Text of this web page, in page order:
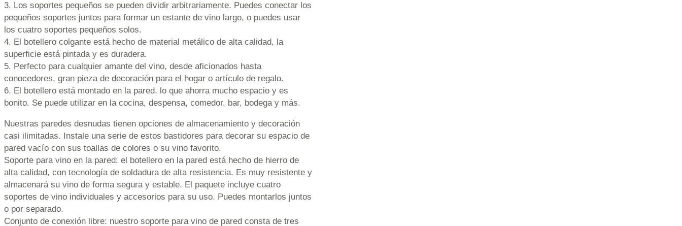
3. Los soportes pequeños se pueden dividir arbitrariamente. Puedes conectar los
pequeños soportes juntos para formar un estante de vino largo, o puedes usar
los cuatro soportes pequeños solos.
4. El botellero colgante está hecho de material metálico de alta calidad, la
superficie está pintada y es duradera.
5. Perfecto para cualquier amante del vino, desde aficionados hasta
conocedores, gran pieza de decoración para el hogar o artículo de regalo.
6. El botellero está montado en la pared, lo que ahorra mucho espacio y es
bonito. Se puede utilizar en la cocina, despensa, comedor, bar, bodega y más.
Nuestras paredes desnudas tienen opciones de almacenamiento y decoración
casi ilimitadas. Instale una serie de estos bastidores para decorar su espacio de
pared vacío con sus toallas de colores o su vino favorito.
Soporte para vino en la pared: el botellero en la pared está hecho de hierro de
alta calidad, con tecnología de soldadura de alta resistencia. Es muy resistente y
almacenará su vino de forma segura y estable. El paquete incluye cuatro
soportes de vino individuales y accesorios para su uso. Puedes montarlos juntos
o por separado.
Conjunto de conexión libre: nuestro soporte para vino de pared consta de tres